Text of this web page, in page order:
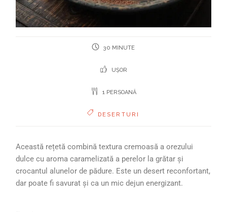
30 MINUTE
UȘOR
1 PERSOANĂ
DESERTURI
Această rețetă combină textura cremoasă a orezului
dulce cu aroma caramelizată a perelor la grătar și
crocantul alunelor de pădure. Este un desert reconfortant,
dar poate fi savurat și ca un mic dejun energizant.